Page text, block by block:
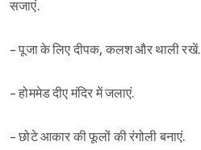
सजाएं.
- पूजा के लिए दीपक, कलश और थाली रखें.
- होममेड दीए मंदिर में जलाएं.
- छोटे आकार की फूलों की रंगोली बनाएं.